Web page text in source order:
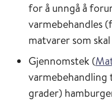
for å unngå å
varmebehandles
matvarer som
Gjennomstek (
grader)